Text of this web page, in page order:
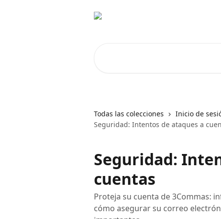
Todas las colecciones
Inicio de
Seguridad: Intentos de ataques a
Seguridad:
cuentas
Proteja su cuenta de 3Commas:
cómo asegurar su correo